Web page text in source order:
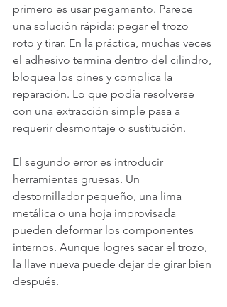
primero es usar pegamento. Parece
una solución rápida: pegar el trozo
roto y tirar. En la práctica, muchas veces
el adhesivo termina dentro del cilindro,
bloquea los pines y complica la
reparación. Lo que podía resolverse
con una extracción simple pasa a
requerir desmontaje o sustitución.
El segundo error es introducir
herramientas gruesas. Un
destornillador pequeño, una lima
metálica o una hoja improvisada
pueden deformar los componentes
internos. Aunque logres sacar el trozo,
la llave nueva puede dejar de girar bien
después.